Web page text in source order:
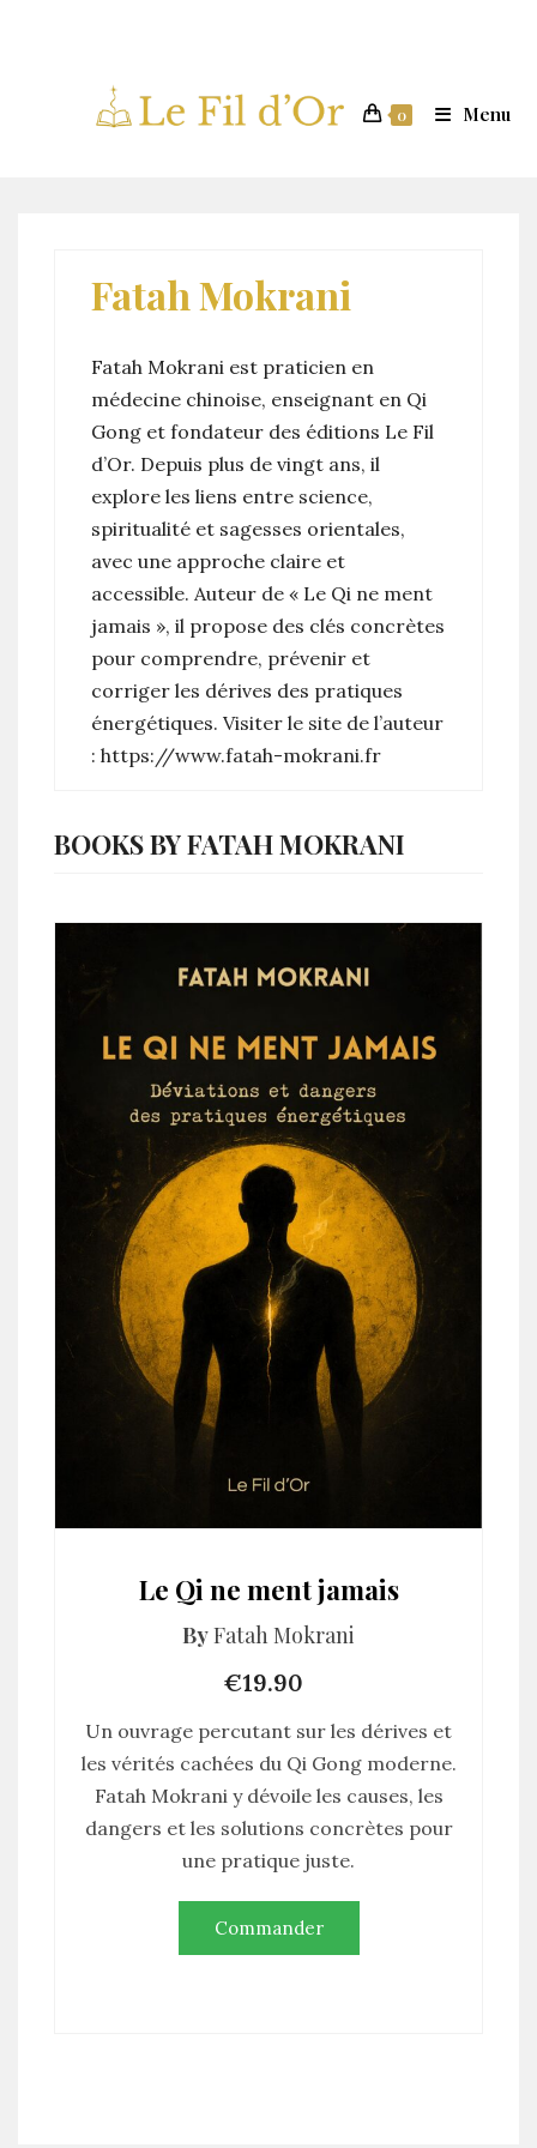
0 Menu
Fatah Mokrani
Fatah Mokrani est praticien en
médecine chinoise, enseignant en Qi
Gong et fondateur des éditions Le Fil
d’Or. Depuis plus de vingt ans, il
explore les liens entre science,
spiritualité et sagesses orientales,
avec une approche claire et
accessible. Auteur de « Le Qi ne ment
jamais », il propose des clés concrètes
pour comprendre, prévenir et
corriger les dérives des pratiques
énergétiques. Visiter le site de l’auteur
: https://www.fatah-mokrani.fr
BOOKS BY FATAH MOKRANI
Le Qi ne ment jamais
ByFatah Mokrani
€19.90
Un ouvrage percutant sur les dérives et
les vérités cachées du Qi Gong moderne.
Fatah Mokrani y dévoile les causes, les
dangers et les solutions concrètes pour
une pratique juste.
Commander